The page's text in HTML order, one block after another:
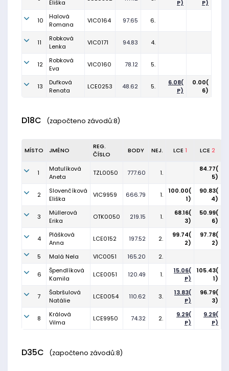
Eliška P) P)
10
Halová
Romana
VIC0164 97.65 6.
11
Robková
Lenka
VIC0171 94.83 4.
12
Robková
Eva
VIC0160 78.12 5.
13
Dufková
Renata
LCE0253 48.62 5.
6.08(
P)
0.00(
6)
D18C (započteno závodů:8)
MÍSTO JMÉNO
REG.
ČÍSLO
BODY NEJ. LCE 1 LCE 2
1
Matulíková
Aneta
TZL0050 777.60 1.
84.77(
5)
2
Slovenčíková
Eliška
VIC9959 666.79 1.
100.00(
1)
90.83(
4)
3
Müllerová
Erika
OTK0050 219.15 1.
68.16(
3)
50.99(
6)
4
Plášková
Anna
LCE0152 197.52 2.
99.74(
2)
97.78(
2)
5
Malá Nela VIC0051 165.20 2.
6
Špendlíková
Kamila
LCE0051 120.49 1.
15.06(
P)
105.43(
1)
7
Šabršulová
Natálie
LCE0054 110.62 3.
13.83(
P)
96.79(
3)
8
Králová
Vilma
LCE9950 74.32 2.
9.29(
P)
9.29(
P)
D35C (započteno závodů:8)